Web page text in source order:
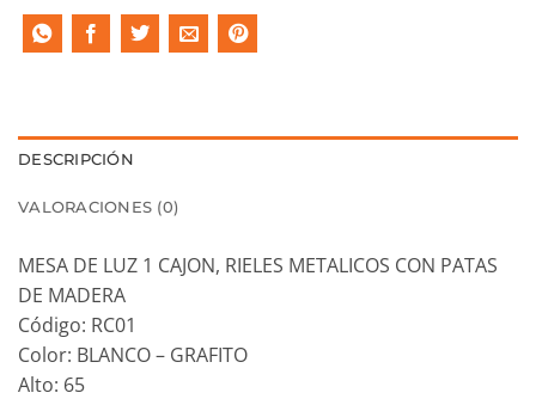
DESCRIPCIÓN
VALORACIONES (0)
MESA DE LUZ 1 CAJON, RIELES METALICOS CON PATAS
DE MADERA
Código: RC01
Color: BLANCO – GRAFITO
Alto: 65